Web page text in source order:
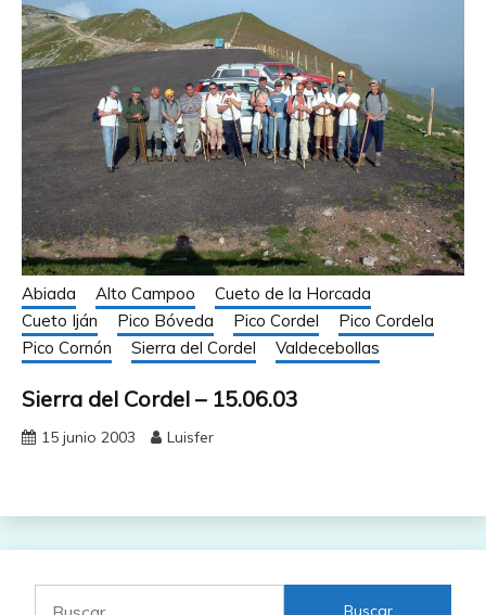
Abiada Alto Campoo
Cueto de la Horcada
Cueto Iján
Pico Bóveda Pico Cordel
Pico Cordela
Pico Cornón
Sierra del Cordel Valdecebollas
Sierra del Cordel – 15.06.03
15 junio 2003 Luisfer